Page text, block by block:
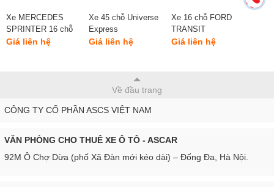
Xe MERCEDES
SPRINTER 16 chỗ
Giá liên hệ
Xe 45 chỗ Universe
Express
Giá liên hệ
Xe 16 chỗ FORD
TRANSIT
Giá liên hệ
Về đầu trang
CÔNG TY CỐ PHẦN ASCS VIỆT NAM
VĂN PHÒNG CHO THUÊ XE Ô TÔ - ASCAR
92M Ô Chợ Dừa (phố Xã Đàn mới kéo dài) – Đống Đa, Hà Nội.